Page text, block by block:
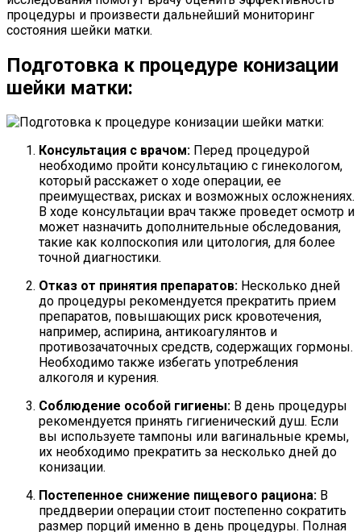
процедуры и произвести дальнейший мониторинг
состояния шейки матки.
Подготовка к процедуре конизации
шейки матки:
Консультация с врачом: Перед процедурой
необходимо пройти консультацию с гинекологом,
который расскажет о ходе операции, ее
преимуществах, рисках и возможных осложнениях.
В ходе консультации врач также проведет осмотр и
может назначить дополнительные обследования,
такие как колпоскопия или цитология, для более
точной диагностики.
Отказ от принятия препаратов: Несколько дней
до процедуры рекомендуется прекратить прием
препаратов, повышающих риск кровотечения,
например, аспирина, антикоагулянтов и
противозачаточных средств, содержащих гормоны.
Необходимо также избегать употребления
алкоголя и курения.
Соблюдение особой гигиены: В день процедуры
рекомендуется принять гигиенический душ. Если
вы используете тампоны или вагинальные кремы,
их необходимо прекратить за несколько дней до
конизации.
Постепенное снижение пищевого рациона: В
преддверии операции стоит постепенно сократить
размер порций именно в день процедуры. Полная